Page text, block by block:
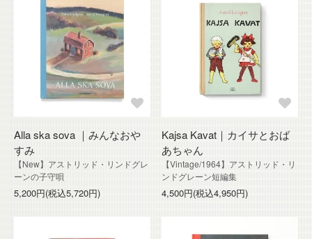
Alla ska sova ｜みんなおや
すみ
【New】アストリッド・リンドグレ
ーンの子守唄
5,200円(税込5,720円)
Kajsa Kavat｜カイサとおば
あちゃん
【Vintage/1964】アストリッド・リ
ンドグレーン短編集
4,500円(税込4,950円)